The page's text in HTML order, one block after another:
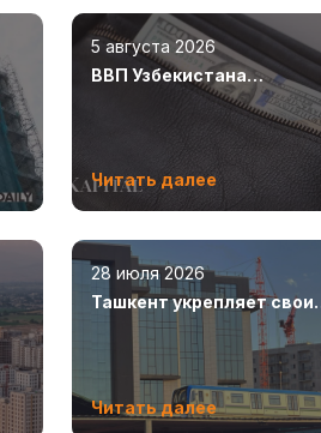
5 августа 2026
ВВП Узбекистана
увеличился на 8,5%
Читать далее
28 июля 2026
Ташкент укрепляет свои
позиции как современный
Читать далее